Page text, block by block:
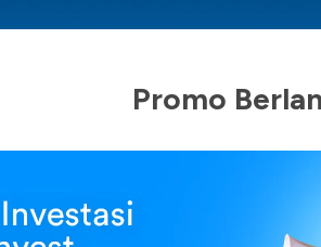
Promo